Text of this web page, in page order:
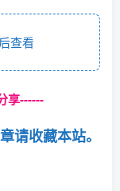
查看
享------
请收藏本站。